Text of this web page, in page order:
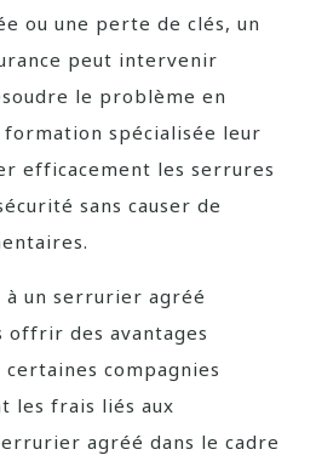
ou une perte de clés, un
peut intervenir
le problème en
spécialisée leur
efficacement les serrures
sans causer de
un serrurier agréé
offrir des avantages
compagnies
les frais liés aux
agréé dans le cadre